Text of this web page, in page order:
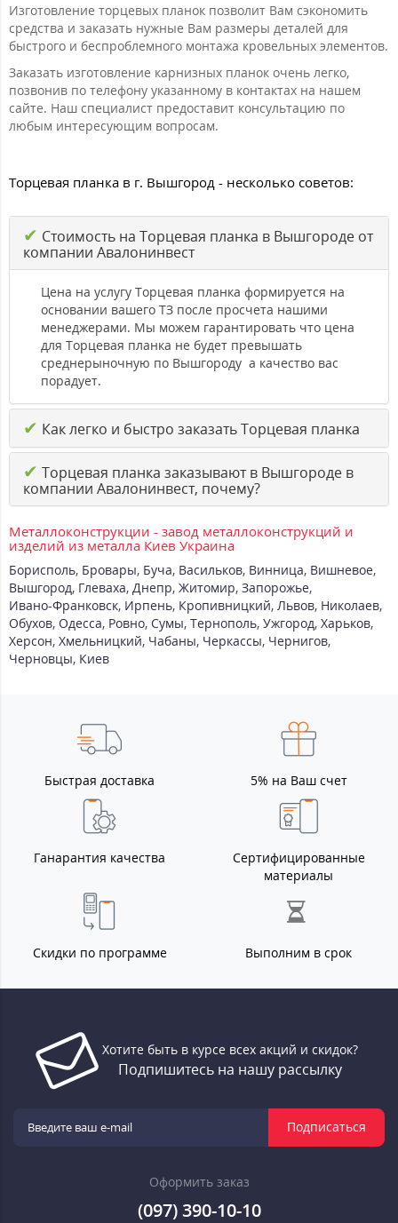
Изготовление торцевых планок позволит Вам сэкономить
средства и заказать нужные Вам размеры деталей для
быстрого и беспроблемного монтажа кровельных элементов.
Заказать изготовление карнизных планок очень легко,
позвонив по телефону указанному в контактах на нашем
сайте. Наш специалист предоставит консультацию по
любым интересующим вопросам.
Торцевая планка в г. Вышгород - несколько советов:
✔ Стоимость на Торцевая планка в Вышгороде от
компании Авалонинвест
Цена на услугу Торцевая планка формируется на
основании вашего ТЗ после просчета нашими
менеджерами. Мы можем гарантировать что цена
для Торцевая планка не будет превышать
среднерыночную по Вышгороду а качество вас
порадует.
✔ Как легко и быстро заказать Торцевая планка
✔ Торцевая планка заказывают в Вышгороде в
компании Авалонинвест, почему?
Металлоконструкции - завод металлоконструкций и
изделий из металла Киев Украина
Борисполь, Бровары, Буча, Васильков, Винница, Вишневое,
Вышгород, Глеваха, Днепр, Житомир, Запорожье,
Ивано-Франковск, Ирпень, Кропивницкий, Львов, Николаев,
Обухов, Одесса, Ровно, Сумы, Тернополь, Ужгород, Харьков,
Херсон, Хмельницкий, Чабаны, Черкассы, Чернигов,
Черновцы, Киев
Быстрая доставка 5% на Ваш счет
Ганарантия качества
Сертифицированные
материалы
Скидки по программе Выполним в срок
Хотите быть в курсе всех акций и скидок?
Подпишитесь на нашу рассылку
Подписаться
Оформить заказ
(097) 390-10-10